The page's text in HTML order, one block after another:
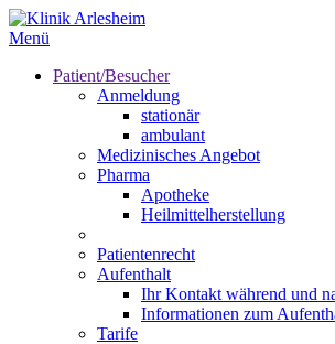
Menü
Patient/Besucher
Anmeldung
stationär
ambulant
Medizinisches Angebot
Pharma
Apotheke
Heilmittelherstellung
Patientenrecht
Aufenthalt
Ihr Kontakt während und
Informationen zum
Tarife